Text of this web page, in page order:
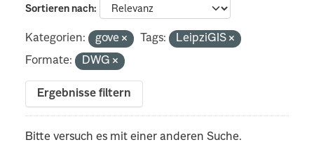
Sortieren nach
Kategorien: gove Tags:
LeipziGIS
Formate:
DWG
Ergebnisse filtern
Bitte versuch es mit einer anderen Suche.